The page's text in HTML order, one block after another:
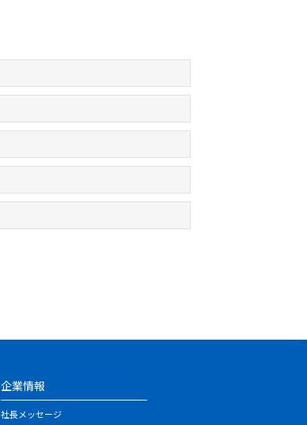
企業情報
社長メッセージ